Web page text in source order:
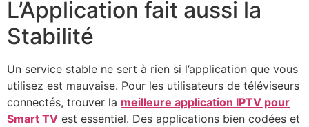
L’Application fait aussi la
Stabilité
Un service stable ne sert à rien si l’application que vous
utilisez est mauvaise. Pour les utilisateurs de téléviseurs
connectés, trouver la meilleure application IPTV pour
Smart TV est essentiel. Des applications bien codées et